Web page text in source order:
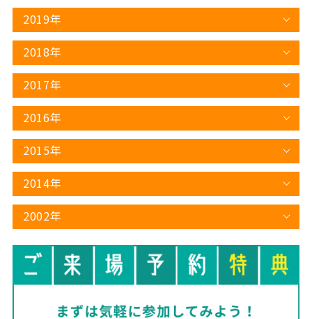
2019年
2018年
2017年
2016年
2015年
2014年
2002年